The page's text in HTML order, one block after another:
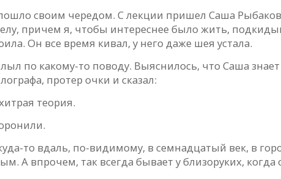
своим чередом. С лекции пришел Саша Рыбаков
причем я, чтобы интереснее было жить,
Он все время кивал, у него даже шея ус­тала.
по какому-то поводу. Выяснилось, что Саша
протер очки и сказал:
теория.
то вдаль, по-видимому, в семнадцатый век, в
А впрочем, так всегда бывает у близоруких,